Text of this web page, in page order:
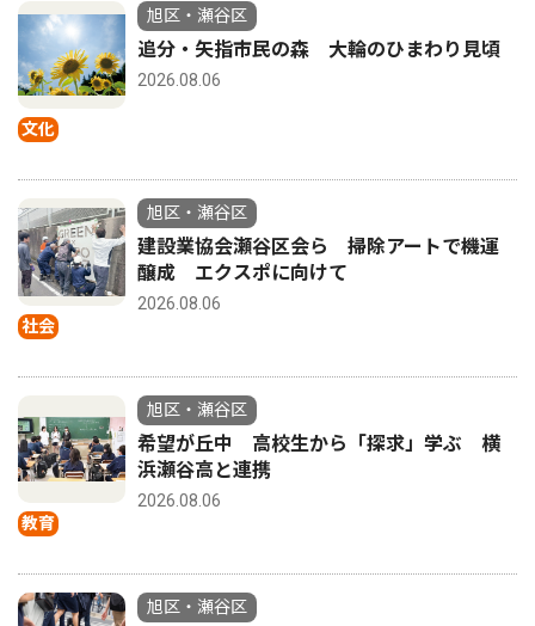
文化
旭区・瀬谷区
追分・矢指市民の森 大輪のひまわり見頃
2026.08.06
社会
旭区・瀬谷区
建設業協会瀬谷区会ら 掃除アートで機運
醸成 エクスポに向けて
2026.08.06
教育
旭区・瀬谷区
希望が丘中 高校生から「探求」学ぶ 横
浜瀬谷高と連携
2026.08.06
旭区・瀬谷区